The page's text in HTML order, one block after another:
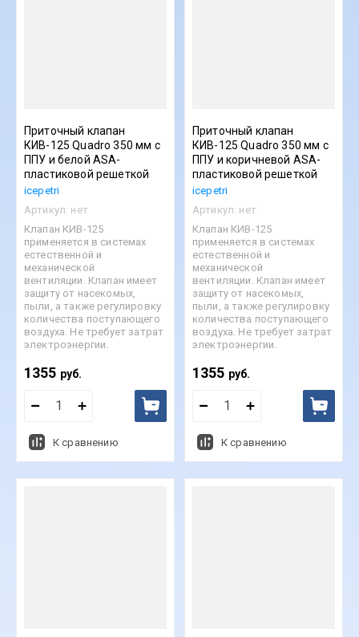
Приточный клапан
КИВ-125 Quadro 350 мм с
ППУ и белой ASA-
пластиковой решеткой
icepetri
Артикул: нет
Клапан КИВ-125
применяется в системах
естественной и
механической
вентиляции. Клапан имеет
защиту от насекомых,
пыли, а также регулировку
количества поступающего
воздуха. Не требует затрат
электроэнергии.
1355 руб.
К сравнению
Приточный клапан
КИВ-125 Quadro 350 мм с
ППУ и коричневой ASA-
пластиковой решеткой
icepetri
Артикул: нет
Клапан КИВ-125
применяется в системах
естественной и
механической
вентиляции. Клапан имеет
защиту от насекомых,
пыли, а также регулировку
количества поступающего
воздуха. Не требует затрат
электроэнергии.
1355 руб.
К сравнению